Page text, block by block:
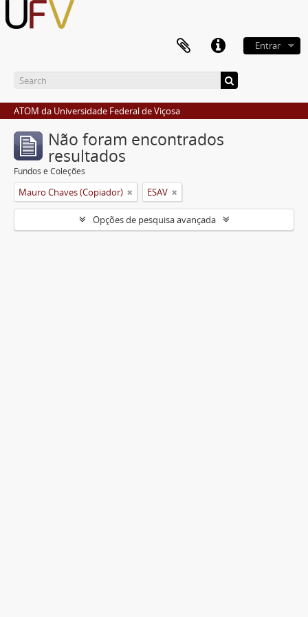
Entrar
ATOM da Universidade Federal de Viçosa
Não foram encontrados
resultados
Fundos e Coleções
Mauro Chaves (Copiador) ESAV
Opções de pesquisa avançada